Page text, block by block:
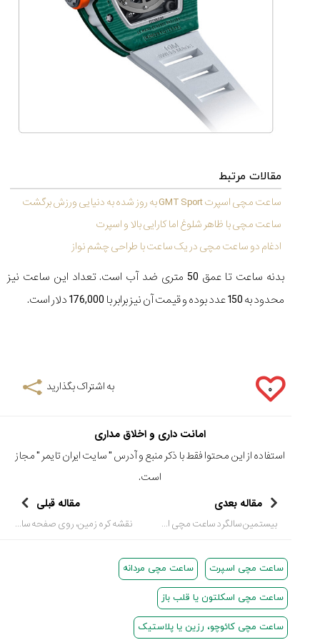
مقالات مرتبط
ساعت مچی اسپرت GMT Sport به روز شده به دنیایی ورزش برگشت
ساعت مچی با ظاهر شلوغ اما کارایی بالا و اسپرت
ادغام دو ساعت مچی در یک ساعت با طراحی چشم نواز
بدنه ساعت تا عمق 50 متری ضد آب است. تعداد این ساعت نیز
محدود به 150 عدد بوده و قیمت آن نیز برابر با 176,000 دلار است.
۰ به اشتراک بگذارید
امانت داری و اخلاق مداری
استفاده از این محتوا فقط با ذکر منبع و آدرس "سایت ایران تایمر " مجاز
است.
مقاله بعدی
بیستمین سالگرد ساعت مچی از جنس طلا Langematik Perpetual
مقاله قبلی
نقشه کره زمین، روی صفحه ساعت مچی شما
ساعت مچی اسپرت ساعت مچی مردانه
ساعت مچی اسکلتون یا قلب باز
ساعت مچی کائوچو، رزین یا پلاستیک